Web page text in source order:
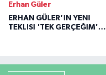
Erhan Güler
ERHAN GÜLER'IN YENI
TEKLISI 'TEK GERÇEĞIM'LE